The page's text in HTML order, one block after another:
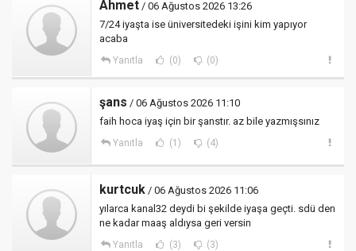
Ahmet / 06 Ağustos 2026 13:26
7/24 iyaşta ise üniversitedeki işini kim yapıyor
acaba
Yanıtla (0) (0)
şans / 06 Ağustos 2026 11:10
faih hoca iyaş için bir şanstır. az bile yazmışsınız
Yanıtla (1) (4)
kurtcuk / 06 Ağustos 2026 11:06
yılarca kanal32 deydi bi şekilde iyaşa geçti. sdü den
ne kadar maaş aldıysa geri versin
Yanıtla (3) (3)